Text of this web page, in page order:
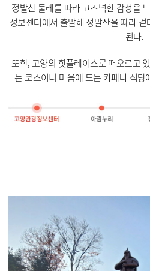
정발산 둘레를 따라 고즈넉한 감성을
정보센터에서 출발해 정발산을 따라
된다.
또한, 고양의 핫플레이스로 떠오르고
는 코스이니 마음에 드는 카페나 식당